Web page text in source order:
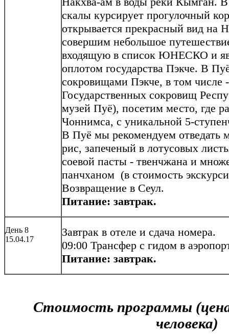
скалы курсирует прогулочный
открывается прекрасный вид на
совершим небольшое
входящую в список ЮНЕСКО и
оплотом государства Пэкче. В
сокровищами Пэкче, в том числе
Государственных сокровищ
музей Пуё), посетим место, где
Чоннимса, с уникальной 5-
В Пуё мы рекомендуем отведать
рис, запеченый в лотусовых
соевой пасты - твенчжана и
панчханом (в стоимость
Возвращение в Сеул.
Питание: завтрак.
День 8
15.04.17
Завтрак в отеле и сдача номера.
09:00 Трансфер с гидом в
Питание: завтрак.
Стоимость программы
человека)